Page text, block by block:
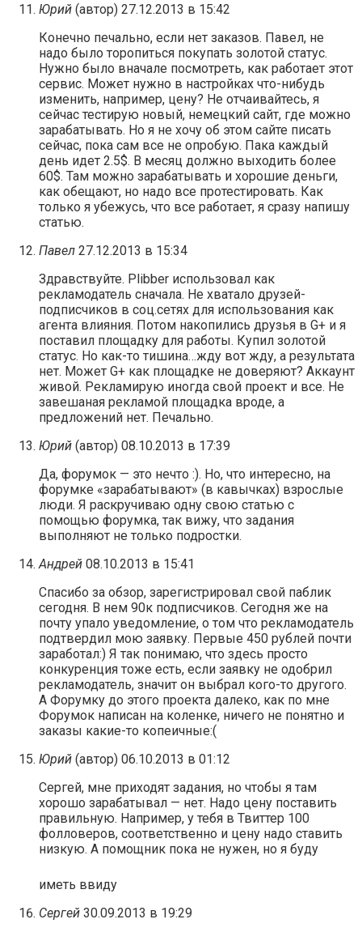
Юрий (автор) 27.12.2013 в 15:42
Конечно печально, если нет заказов. Павел, не
надо было торопиться покупать золотой статус.
Нужно было вначале посмотреть, как работает этот
сервис. Может нужно в настройках что-нибудь
изменить, например, цену? Не отчаивайтесь, я
сейчас тестирую новый, немецкий сайт, где можно
зарабатывать. Но я не хочу об этом сайте писать
сейчас, пока сам все не опробую. Пака каждый
день идет 2.5$. В месяц должно выходить более
60$. Там можно зарабатывать и хорошие деньги,
как обещают, но надо все протестировать. Как
только я убежусь, что все работает, я сразу напишу
статью.
Павел 27.12.2013 в 15:34
Здравствуйте. Plibber использовал как
рекламодатель сначала. Не хватало друзей-
подписчиков в соц.сетях для использования как
агента влияния. Потом накопились друзья в G+ и я
поставил площадку для работы. Купил золотой
статус. Но как-то тишина…жду вот жду, а результата
нет. Может G+ как площадке не доверяют? Аккаунт
живой. Рекламирую иногда свой проект и все. Не
завешаная рекламой площадка вроде, а
предложений нет. Печально.
Юрий (автор) 08.10.2013 в 17:39
Да, форумок — это нечто :). Но, что интересно, на
форумке «зарабатывают» (в кавычках) взрослые
люди. Я раскручиваю одну свою статью с
помощью форумка, так вижу, что задания
выполняют не только подростки.
Андрей 08.10.2013 в 15:41
Спасибо за обзор, зарегистрировал свой паблик
сегодня. В нем 90к подписчиков. Сегодня же на
почту упало уведомление, о том что рекламодатель
подтвердил мою заявку. Первые 450 рублей почти
заработал:) Я так понимаю, что здесь просто
конкуренция тоже есть, если заявку не одобрил
рекламодатель, значит он выбрал кого-то другого.
А Форумку до этого проекта далеко, как по мне
Форумок написан на коленке, ничего не понятно и
заказы какие-то копеичные:(
Юрий (автор) 06.10.2013 в 01:12
Сергей, мне приходят задания, но чтобы я там
хорошо зарабатывал — нет. Надо цену поставить
правильную. Например, у тебя в Твиттер 100
фолловеров, соответственно и цену надо ставить
низкую. А помощник пока не нужен, но я буду
иметь ввиду
Сергей 30.09.2013 в 19:29